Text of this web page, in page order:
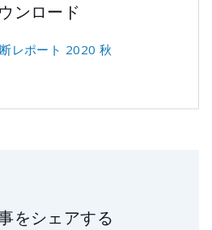
ンロード
レポート 2020 秋
をシェアする